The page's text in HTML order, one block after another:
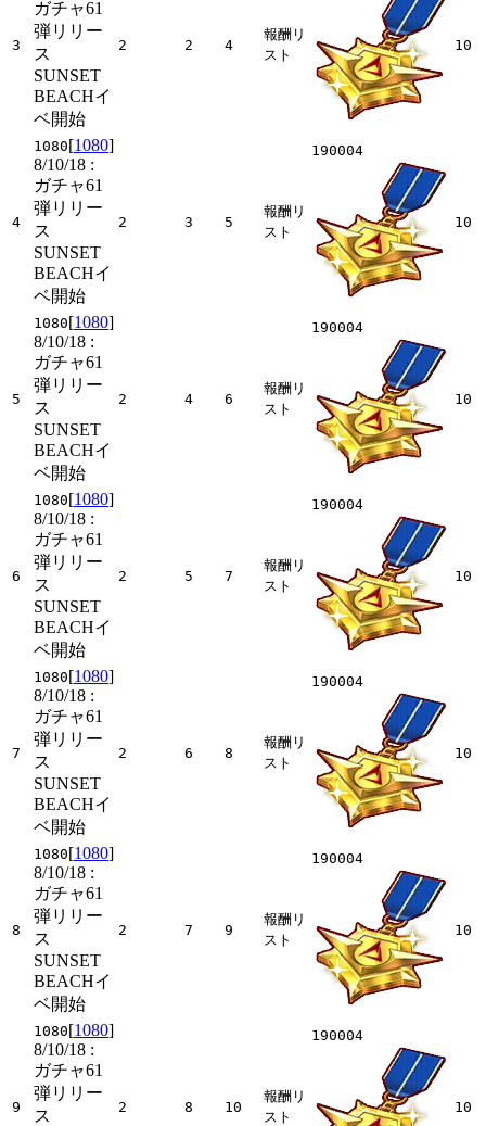
3
ガチャ61
弾リリー
ス
SUNSET
BEACHイ
ベ開始
2 2 4
報酬リ
スト
10
4
1080[1080]
8/10/18 :
ガチャ61
弾リリー
ス
SUNSET
BEACHイ
ベ開始
2 3 5
報酬リ
スト
190004
10
5
1080[1080]
8/10/18 :
ガチャ61
弾リリー
ス
SUNSET
BEACHイ
ベ開始
2 4 6
報酬リ
スト
190004
10
6
1080[1080]
8/10/18 :
ガチャ61
弾リリー
ス
SUNSET
BEACHイ
ベ開始
2 5 7
報酬リ
スト
190004
10
7
1080[1080]
8/10/18 :
ガチャ61
弾リリー
ス
SUNSET
BEACHイ
ベ開始
2 6 8
報酬リ
スト
190004
10
8
1080[1080]
8/10/18 :
ガチャ61
弾リリー
ス
SUNSET
BEACHイ
ベ開始
2 7 9
報酬リ
スト
190004
10
9
1080[1080]
8/10/18 :
ガチャ61
弾リリー
ス
2 8 10
報酬リ
スト
190004
10